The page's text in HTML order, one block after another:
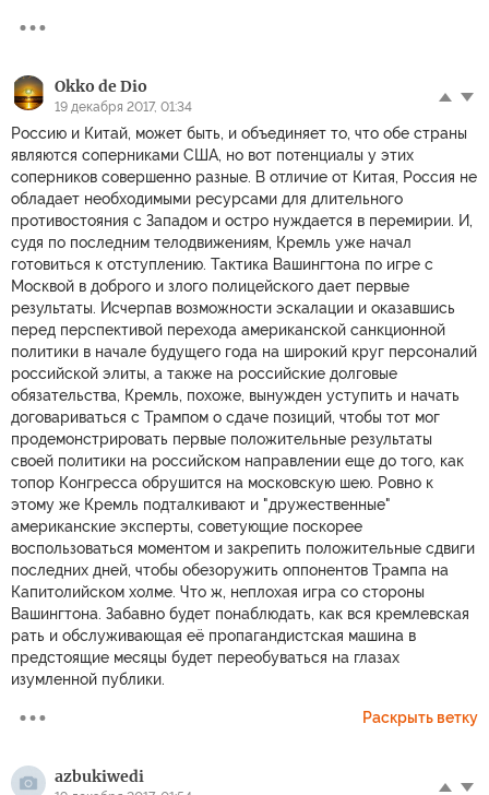
Okko de Dio
19 декабря 2017, 01:34
Россию и Китай, может быть, и объединяет то, что обе страны
являются соперниками США, но вот потенциалы у этих
соперников совершенно разные. В отличие от Китая, Россия не
обладает необходимыми ресурсами для длительного
противостояния с Западом и остро нуждается в перемирии. И,
судя по последним телодвижениям, Кремль уже начал
готовиться к отступлению. Тактика Вашингтона по игре с
Москвой в доброго и злого полицейского дает первые
результаты. Исчерпав возможности эскалации и оказавшись
перед перспективой перехода американской санкционной
политики в начале будущего года на широкий круг персоналий
российской элиты, а также на российские долговые
обязательства, Кремль, похоже, вынужден уступить и начать
договариваться с Трампом о сдаче позиций, чтобы тот мог
продемонстрировать первые положительные результаты
своей политики на российском направлении еще до того, как
топор Конгресса обрушится на московскую шею. Ровно к
этому же Кремль подталкивают и "дружественные"
американские эксперты, советующие поскорее
воспользоваться моментом и закрепить положительные сдвиги
последних дней, чтобы обезоружить оппонентов Трампа на
Капитолийском холме. Что ж, неплохая игра со стороны
Вашингтона. Забавно будет понаблюдать, как вся кремлевская
рать и обслуживающая её пропагандистская машина в
предстоящие месяцы будет переобуваться на глазах
изумленной публики.
Раскрыть ветку
azbukiwedi